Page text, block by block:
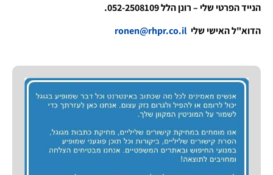
הנייד הפרטי שלי – רונן הלל 052-2508109.
הדוא"ל האישי שלי